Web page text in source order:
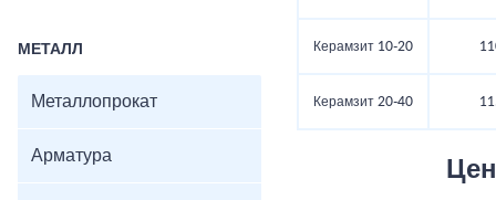
МЕТАЛЛ
Металлопрокат
Арматура
Керамзит 10-20
Керамзит 20-40